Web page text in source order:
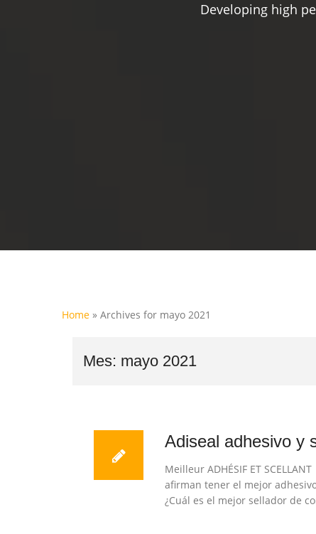
Developing high
Home » Archives for mayo 2021
Mes: mayo 2021
Adiseal adhesivo y
Meilleur ADHÉSIF ET
afirman tener el mejor
¿Cuál es el mejor sellador de